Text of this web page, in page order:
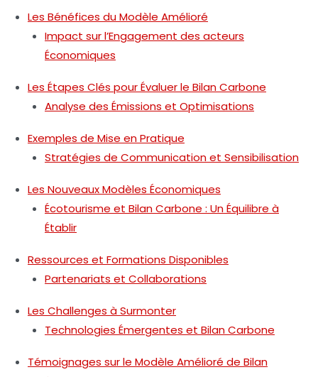
Les Bénéfices du Modèle Amélioré
Impact sur l’Engagement des acteurs
Économiques
Les Étapes Clés pour Évaluer le Bilan Carbone
Analyse des Émissions et Optimisations
Exemples de Mise en Pratique
Stratégies de Communication et Sensibilisation
Les Nouveaux Modèles Économiques
Écotourisme et Bilan Carbone : Un Équilibre à
Établir
Ressources et Formations Disponibles
Partenariats et Collaborations
Les Challenges à Surmonter
Technologies Émergentes et Bilan Carbone
Témoignages sur le Modèle Amélioré de Bilan